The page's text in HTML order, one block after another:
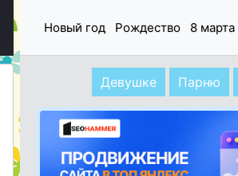
Новый год Рождество 8 марта
Девушке Парню